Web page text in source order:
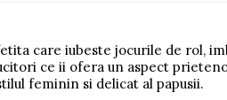
care iubeste jocurile de rol,
ce ii ofera un aspect
feminin si delicat al papusii.